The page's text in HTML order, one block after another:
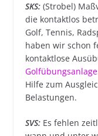
SKS:(Strobel)
die kontaktlos
Golf, Tennis,
haben wir schon
kontaktlose
Golfübungsanlage
Hilfe zum
Belastungen.
SVS:Es fehlen